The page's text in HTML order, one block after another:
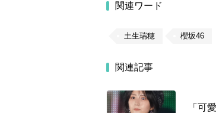
関連ワード
土生瑞穂 櫻坂46
関連記事
「可